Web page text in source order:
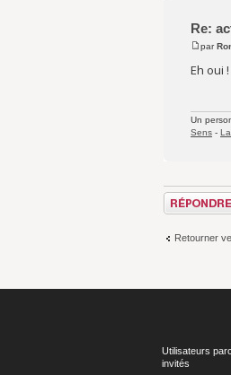
Re:
par
Eh oui
Un
Sens -
Répondre
Retourner
Utilisateurs
invités